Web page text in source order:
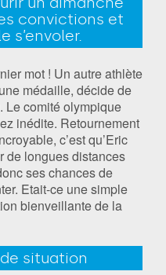
convictions et
s’envoler.
mot ! Un autre athlète
médaille, décide de
Le comité olympique
inédite. Retournement
c’est qu’Eric
de longues distances
ses chances de
Etait-ce une simple
bienveillante de la
situation